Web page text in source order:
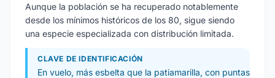
Aunque la población se ha recuperado notablemente
desde los mínimos históricos de los 80, sigue siendo
una especie especializada con distribución limitada.
CLAVE DE IDENTIFICACIÓN
En vuelo, más esbelta que la patiamarilla, con puntas